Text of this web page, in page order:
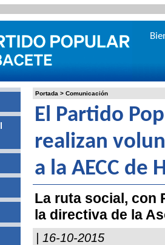
Portada > Comunicación
El Partido
realizan
a la AECC de
La ruta social, con
la directiva de la
| 16-10-2015